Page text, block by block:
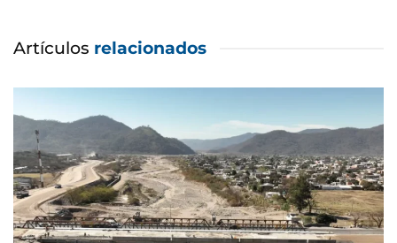
Artículos relacionados